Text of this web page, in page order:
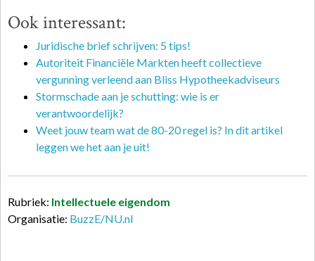
Ook interessant:
Juridische brief schrijven: 5 tips!
Autoriteit Financiële Markten heeft collectieve
vergunning verleend aan Bliss Hypotheekadviseurs
Stormschade aan je schutting: wie is er
verantwoordelijk?
Weet jouw team wat de 80-20 regel is? In dit artikel
leggen we het aan je uit!
Rubriek: Intellectuele eigendom
Organisatie: BuzzE/NU.nl